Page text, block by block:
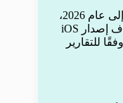
ورغم أن الجدول الزمني الرسمي يشير إلى عام 2026،
فإن مصادر متعددة رجّحت سابقًا استهداف إصدار iOS
للتقارير